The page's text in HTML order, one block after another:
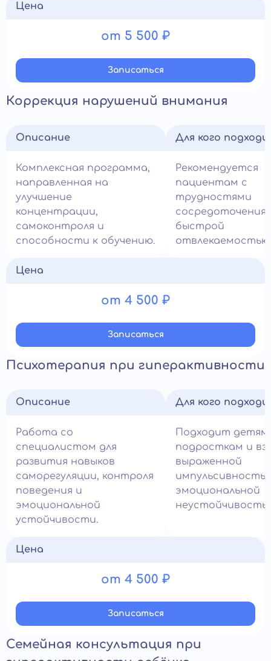
Цена
от 5 500 ₽
Записатьcя
Коррекция нарушений внимания
Описание
Комплексная программа,
направленная на
улучшение
концентрации,
самоконтроля и
способности к обучению.
Для кого
Рекомендуется
пациентам с
трудностями
сосредоточения
быстрой
отвлекаемостью.
Цена
от 4 500 ₽
Записатьcя
Психотерапия при гиперактивности
Описание
Работа со
специалистом для
развития навыков
саморегуляции, контроля
поведения и
эмоциональной
устойчивости.
Для кого
Подходит детям,
подросткам и
выраженной
эмоциональной
Цена
от 4 500 ₽
Записатьcя
Семейная консультация при